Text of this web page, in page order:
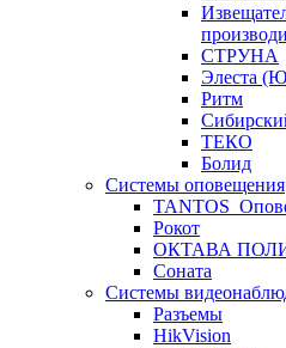
СТРУНА
Элеста
Ритм
ТЕКО
Болид
Системы оповещения
Рокот
ОКТАВА
Соната
Системы
Разъемы
HikVision